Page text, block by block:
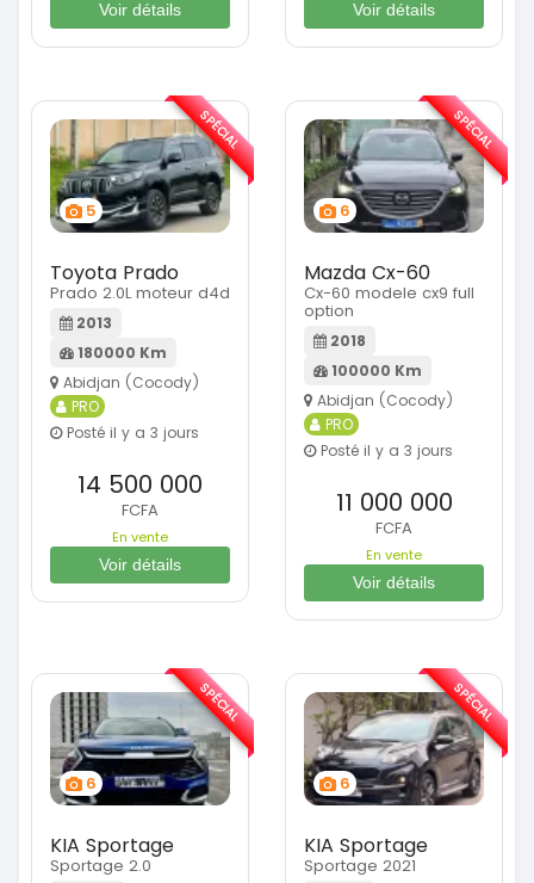
Voir détails Voir détails
5
Toyota Prado
Prado 2.0L moteur d4d
2013
180000 Km
Abidjan (Cocody)
PRO
Posté il y a 3 jours
14 500 000
FCFA
En vente
Voir détails
SPÉCIAL
6
Mazda Cx-60
Cx-60 modele cx9 full
option
2018
100000 Km
Abidjan (Cocody)
PRO
Posté il y a 3 jours
11 000 000
FCFA
En vente
Voir détails
SPÉCIAL
6
KIA Sportage
Sportage 2.0
SPÉCIAL
6
KIA Sportage
Sportage 2021
SPÉCIAL